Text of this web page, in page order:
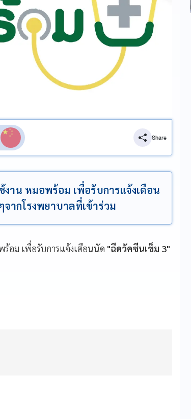
Share
าน หมอพร้อม เพื่อรับการแจ้งเตือน
ากโรงพยาบาลที่เข้าร่วม
ร้อม เพื่อรับการแจ้งเตือนนัด "ฉีดวัคซีนเข็ม 3"